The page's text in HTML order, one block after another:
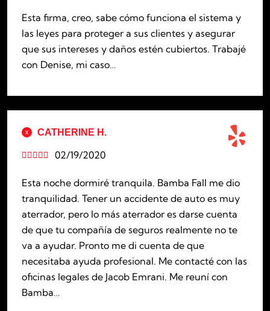
Esta firma, creo, sabe cómo funciona el sistema y
las leyes para proteger a sus clientes y asegurar
que sus intereses y daños estén cubiertos. Trabajé
con Denise, mi caso…
CATHERINE H.
02/19/2020

Esta noche dormiré tranquila. Bamba Fall me dio
tranquilidad. Tener un accidente de auto es muy
aterrador, pero lo más aterrador es darse cuenta
de que tu compañía de seguros realmente no te
va a ayudar. Pronto me di cuenta de que
necesitaba ayuda profesional. Me contacté con las
oficinas legales de Jacob Emrani. Me reuní con
Bamba…